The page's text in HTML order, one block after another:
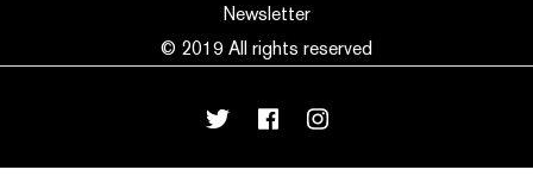
Newsletter
© 2019 All rights reserved